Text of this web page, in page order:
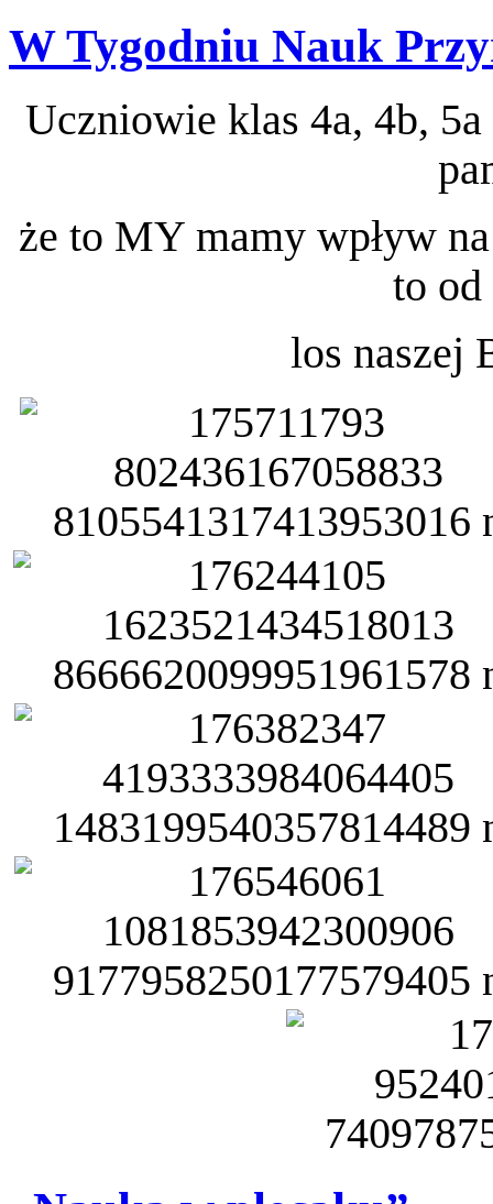
W Tygodniu Nauk
Uczniowie klas 4a, 4b,
że to MY mamy wpływ
to od
los naszej